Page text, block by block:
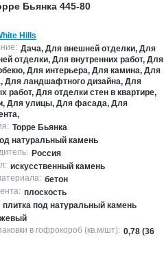
Бьянка 445-80
Hills
Дача, Для внешней отделки, Для
отделки, Для внутренних работ, Для
Для интерьера, Для камина, Для
Для ландшафтного дизайна, Для
работ, Для отделки стен в квартире,
Для улицы, Для фасада, Для
Торре Бьянка
натуральный камень
Россия
искусственный камень
бетон
плоскость
плитка под натуральный камень
в гофрокороб (кв.м/шт): 0,78 (36